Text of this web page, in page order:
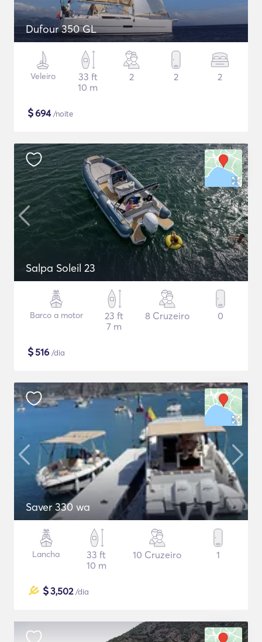
Dufour 350 GL
Veleiro
33 ft
10 m
2 2 2
$694/noite
Salpa Soleil 23
Barco a motor
23 ft
7 m
8 Cruzeiro 0
$516 /dia
Saver 330 wa
Lancha
33 ft
10 m
10 Cruzeiro 1
$3,502/dia